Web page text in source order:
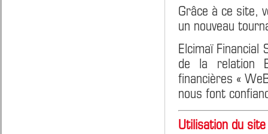
Grâce à ce site,
un nouveau
Elcimaï Financial
de la relation
financières «
nous font
Utilisation du